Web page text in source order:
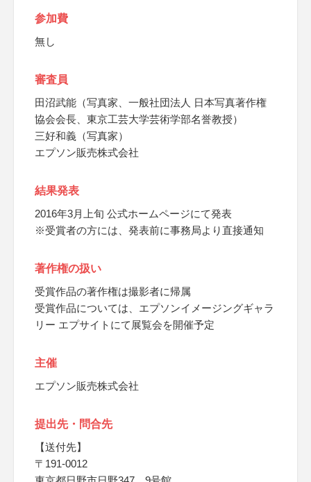
参加費
無し
審査員
田沼武能（写真家、一般社団法人 日本写真著作権
協会会長、東京工芸大学芸術学部名誉教授）
三好和義（写真家）
エプソン販売株式会社
結果発表
2016年3月上旬 公式ホームページにて発表
※受賞者の方には、発表前に事務局より直接通知
著作権の扱い
受賞作品の著作権は撮影者に帰属
受賞作品については、エプソンイメージングギャラ
リー エプサイトにて展覧会を開催予定
主催
エプソン販売株式会社
提出先・問合先
【送付先】
〒191-0012